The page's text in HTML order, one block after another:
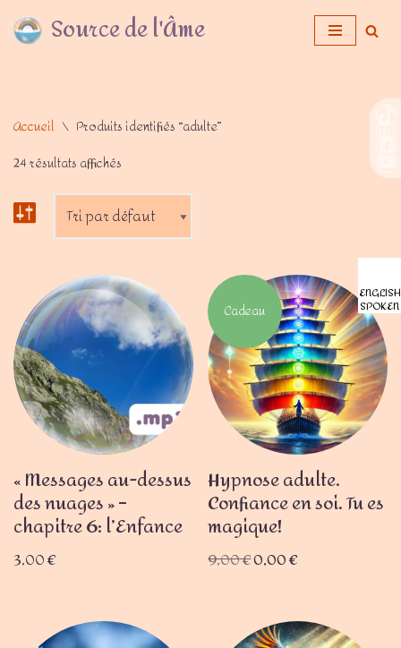
Aller Source de l'Âme
Accueil \ Produits identifiés “adulte”
24 résultats affichés
« Messages au-dessus
des nuages » –
chapitre 6: l’Enfance
3,00€
Cadeau
Hypnose adulte.
Confiance en soi. Tu es
magique!
9,00€0,00€
ENGLISH
SPOKEN